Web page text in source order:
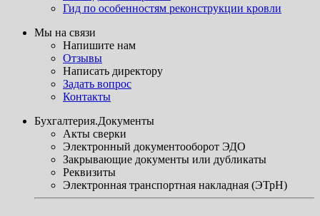
Гид по особенностям реконструкции кровли
Мы на связи
Напишите нам
Отзывы
Написать директору
Задать вопрос
Контакты
Бухгалтерия.Документы
Акты сверки
Электронный документооборот ЭДО
Закрывающие документы или дубликаты
Реквизиты
Электронная транспортная накладная (ЭТрН)